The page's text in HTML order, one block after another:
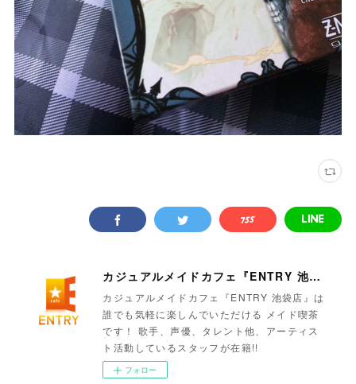
カジュアルメイドカフェ『ENTRY 池袋店』
カジュアルメイドカフェ『ENTRY 池袋店』は
誰でも気軽に楽しんでいただける メイド喫茶
です！ 歌手、声優、タレント他、アーティス
ト活動しているスタッフが在籍!!
フォロー